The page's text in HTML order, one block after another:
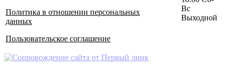
Политика в отношении персональных
данных
Пользовательское соглашение
Вс
Выходной